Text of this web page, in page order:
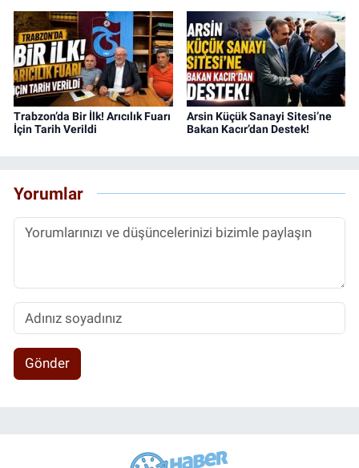
Trabzon’da Bir İlk! Arıcılık Fuarı
İçin Tarih Verildi
Arsin Küçük Sanayi Sitesi’ne
Bakan Kacır’dan Destek!
Yorumlar
Gönder